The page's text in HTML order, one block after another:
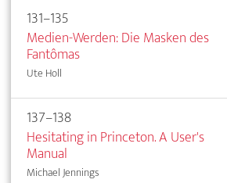
131–135
Medien-Werden: Die Masken des
Fantômas
Ute Holl
137–138
Hesitating in Princeton. A User's
Manual
Michael Jennings